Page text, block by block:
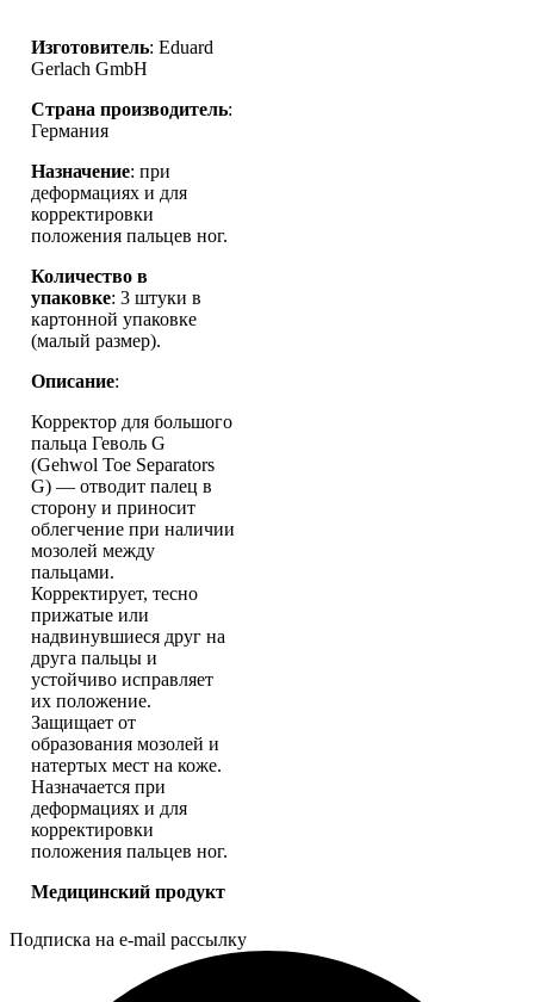
Изготовитель: Eduard
Gerlach GmbH
Страна производитель:
Германия
Назначение: при
деформациях и для
корректировки
положения пальцев ног.
Количество в
упаковке: 3 штуки в
картонной упаковке
(малый размер).
Описание:
Корректор для большого
пальца Геволь G
(Gehwol Toe Separators
G) — отводит палец в
сторону и приносит
облегчение при наличии
мозолей между
пальцами.
Корректирует, тесно
прижатые или
надвинувшиеся друг на
друга пальцы и
устойчиво исправляет
их положение.
Защищает от
образования мозолей и
натертых мест на коже.
Назначается при
деформациях и для
корректировки
положения пальцев ног.
Медицинский продукт
Подписка на e-mail рассылку